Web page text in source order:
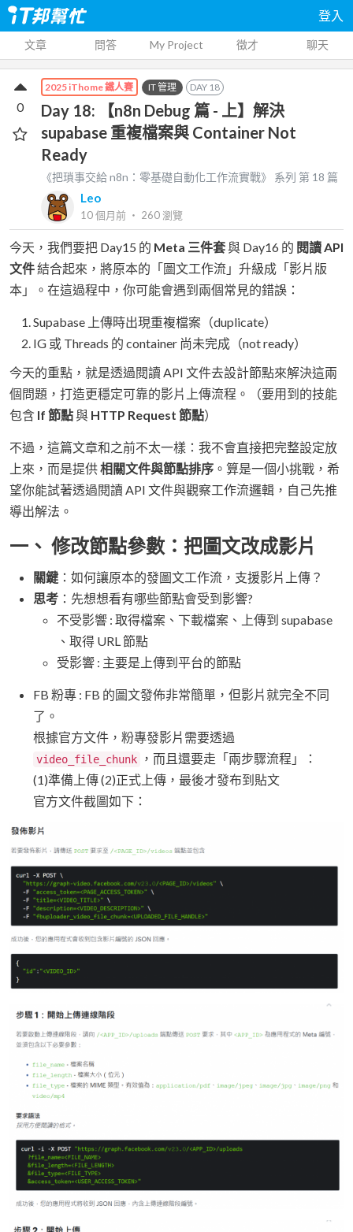
登入
文章 問答 My Project 徵才 聊天
2025 iThome 鐵人賽 IT 管理 DAY 18
Day 18: 【n8n Debug 篇 - 上】解決
supabase 重複檔案與 Container Not
Ready
《把瑣事交給 n8n：零基礎自動化工作流實戰》 系列 第 18 篇
Leo
10 個月前 ‧ 260瀏覽
0
今天，我們要把 Day15 的 Meta 三件套與 Day16 的 閱讀 API
文件結合起來，將原本的「圖文工作流」升級成「影片版
本」。在這過程中，你可能會遇到兩個常見的錯誤：
Supabase 上傳時出現重複檔案（duplicate）
IG 或 Threads 的 container 尚未完成（not ready）
今天的重點，就是透過閱讀 API 文件去設計節點來解決這兩
個問題，打造更穩定可靠的影片上傳流程。（要用到的技能
包含 If 節點與 HTTP Request 節點）
不過，這篇文章和之前不太一樣：我不會直接把完整設定放
上來，而是提供相關文件與節點排序 。算是一個小挑戰，希
望你能試著透過閱讀 API 文件與觀察工作流邏輯，自己先推
導出解法。
一、 修改節點參數：把圖文改成影片
關鍵 ：如何讓原本的發圖文工作流，支援影片上傳？
思考 ：先想想看有哪些節點會受到影響?
不受影響 : 取得檔案、下載檔案、上傳到 supabase
、取得 URL 節點
受影響 : 主要是上傳到平台的節點
FB 粉專 : FB 的圖文發佈非常簡單，但影片就完全不同
了。
根據官方文件，粉專發影片需要透過
video_file_chunk
，而且還要走「兩步驟流程」：
(1)準備上傳 (2)正式上傳，最後才發布到貼文
官方文件截圖如下：